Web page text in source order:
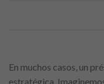
En muchos casos, un
estratégica.